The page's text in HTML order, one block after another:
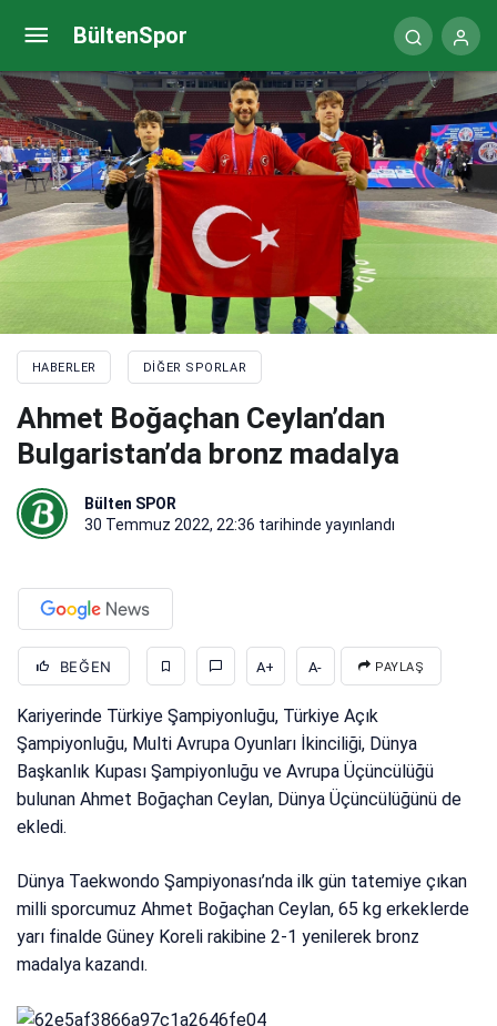
BültenSpor
HABERLER DIĞER SPORLAR
Ahmet Boğaçhan Ceylan’dan
Bulgaristan’da bronz madalya
Bülten SPOR
30 Temmuz 2022, 22:36 tarihinde yayınlandı
BEĞEN A+ A- PAYLAŞ
Kariyerinde Türkiye Şampiyonluğu, Türkiye Açık
Şampiyonluğu, Multi Avrupa Oyunları İkinciliği, Dünya
Başkanlık Kupası Şampiyonluğu ve Avrupa Üçüncülüğü
bulunan Ahmet Boğaçhan Ceylan, Dünya Üçüncülüğünü de
ekledi.
Dünya Taekwondo Şampiyonası’nda ilk gün tatemiye çıkan
milli sporcumuz Ahmet Boğaçhan Ceylan, 65 kg erkeklerde
yarı finalde Güney Koreli rakibine 2-1 yenilerek bronz
madalya kazandı.
U19 Kız Milli Takımı, EYOF ikincisi!